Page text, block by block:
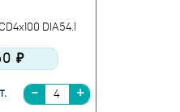
DIA54.1
₽